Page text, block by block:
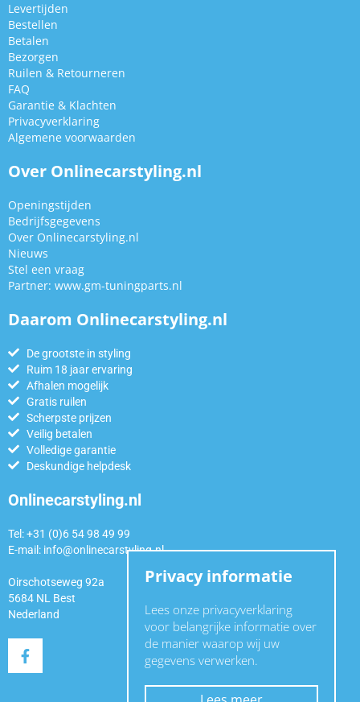
Levertijden
Bestellen
Betalen
Bezorgen
Ruilen & Retourneren
FAQ
Garantie & Klachten
Privacyverklaring
Algemene voorwaarden
Over Onlinecarstyling.nl
Openingstijden
Bedrijfsgegevens
Over Onlinecarstyling.nl
Nieuws
Stel een vraag
Partner: www.gm-tuningparts.nl
Daarom Onlinecarstyling.nl
De grootste in styling
Ruim 18 jaar ervaring
Afhalen mogelijk
Gratis ruilen
Scherpste prijzen
Veilig betalen
Volledige garantie
Deskundige helpdesk
Onlinecarstyling.nl
Tel: +31 (0)6 54 98 49 99
E-mail: info@onlinecarstyling.nl
Oirschotseweg 92a
5684 NL Best
Nederland
Privacy informatie
Lees onze privacyverklaring
voor belangrijke informatie over
de manier waarop wij uw
gegevens verwerken.